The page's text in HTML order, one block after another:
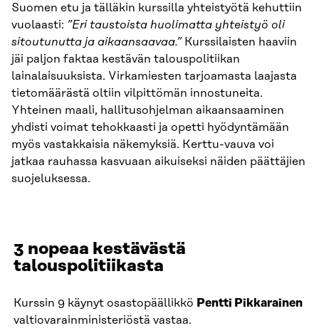
Suomen etu ja tälläkin kurssilla yhteistyötä kehuttiin
vuolaasti: ”Eri taustoista huolimatta yhteistyö oli
sitoutunutta ja aikaansaavaa.” Kurssilaisten haaviin
jäi paljon faktaa kestävän talouspolitiikan
lainalaisuuksista. Virkamiesten tarjoamasta laajasta
tietomäärästä oltiin vilpittömän innostuneita.
Yhteinen maali, hallitusohjelman aikaansaaminen
yhdisti voimat tehokkaasti ja opetti hyödyntämään
myös vastakkaisia näkemyksiä. Kerttu-vauva voi
jatkaa rauhassa kasvuaan aikuiseksi näiden päättäjien
suojeluksessa.
3 nopeaa kestävästä
talouspolitiikasta
Kurssin 9 käynyt osastopäällikkö Pentti Pikkarainen
valtiovarainministeriöstä vastaa.